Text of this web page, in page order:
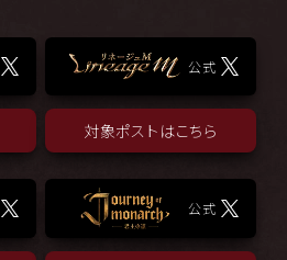
公式
対象ポストはこちら
公式